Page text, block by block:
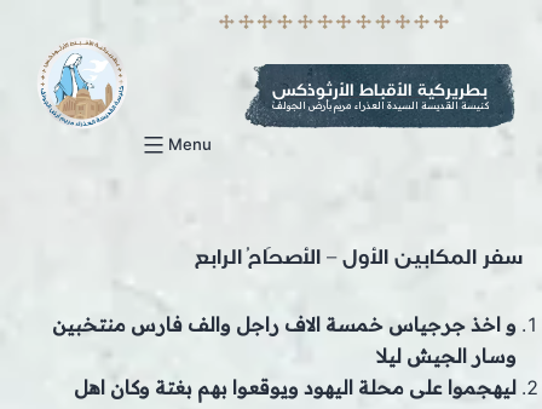
بطريركية الأقباط الأرثوذكس
كنيسة القديسة السيدة العذراء مريم بأرض الجولف
Menu
سفر المكابين الأول – الأصحَاحُ الرابع
و اخذ جرجياس خمسة الاف راجل والف فارس منتخبين
وسار الجيش ليلا
ليهجموا على محلة اليهود ويوقعوا بهم بغتة وكان اهل